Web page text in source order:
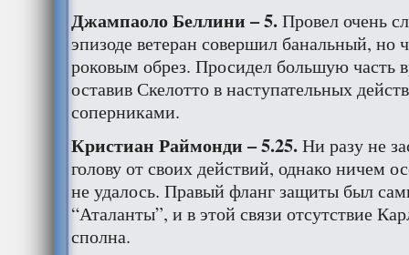
Джампаоло Беллини – 5.Провел очень
эпизоде ветеран совершил банальный, но
роковым обрез. Просидел большую часть
оставив Скелотто в наступательных
соперниками.
Кристиан Раймонди – 5.25.Ни разу не
голову от своих действий, однако ничем
не удалось. Правый фланг защиты был
“Аталанты”, и в этой связи отсутствие
сполна.